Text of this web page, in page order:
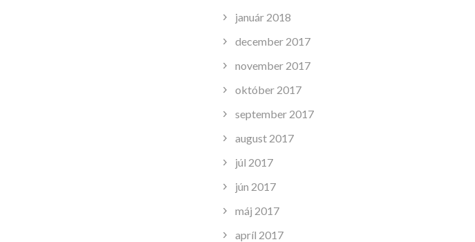
január 2018
december 2017
november 2017
október 2017
september 2017
august 2017
júl 2017
jún 2017
máj 2017
apríl 2017